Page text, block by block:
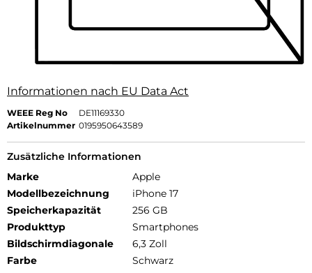
Informationen nach EU Data Act
WEEE Reg No
DE11169330
Artikelnummer 0195950643589
Zusätzliche Informationen
Marke
Apple
Modellbezeichnung
iPhone 17
Speicherkapazität
256 GB
Produkttyp
Smartphones
Bildschirmdiagonale
6,3 Zoll
Farbe
Schwarz